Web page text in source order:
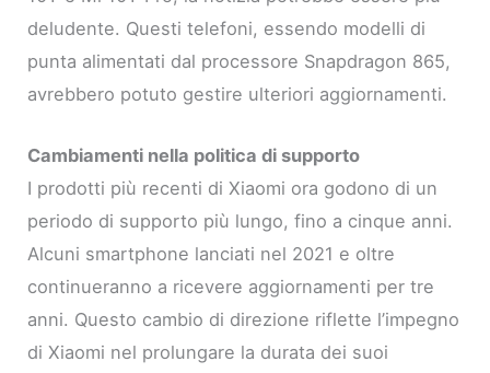
deludente. Questi telefoni, essendo modelli di
punta alimentati dal processore Snapdragon 865,
avrebbero potuto gestire ulteriori aggiornamenti.
Cambiamenti nella politica di supporto
I prodotti più recenti di Xiaomi ora godono di un
periodo di supporto più lungo, fino a cinque anni.
Alcuni smartphone lanciati nel 2021 e oltre
continueranno a ricevere aggiornamenti per tre
anni. Questo cambio di direzione riflette l’impegno
di Xiaomi nel prolungare la durata dei suoi